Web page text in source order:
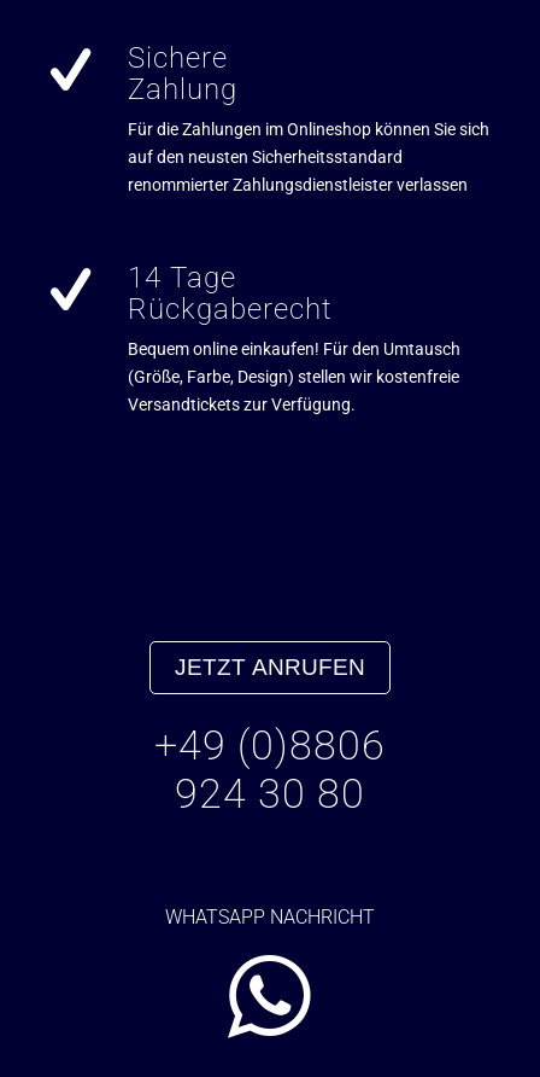
Sichere
Zahlung
Für die Zahlungen im Onlineshop können Sie sich
auf den neusten Sicherheitsstandard
renommierter Zahlungsdienstleister verlassen
14 Tage
Rückgaberecht
Bequem online einkaufen! Für den Umtausch
(Größe, Farbe, Design) stellen wir kostenfreie
Versandtickets zur Verfügung.
JETZT ANRUFEN
+49 (0)8806
924 30 80
WHATSAPP NACHRICHT